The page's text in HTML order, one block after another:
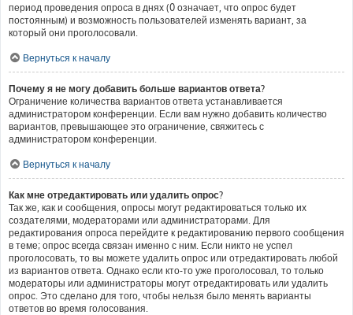
период проведения опроса в днях (0 означает, что опрос будет
постоянным) и возможность пользователей изменять вариант, за
который они проголосовали.
Вернуться к началу
Почему я не могу добавить больше вариантов ответа?
Ограничение количества вариантов ответа устанавливается
администратором конференции. Если вам нужно добавить количество
вариантов, превышающее это ограничение, свяжитесь с
администратором конференции.
Вернуться к началу
Как мне отредактировать или удалить опрос?
Так же, как и сообщения, опросы могут редактироваться только их
создателями, модераторами или администраторами. Для
редактирования опроса перейдите к редактированию первого сообщения
в теме; опрос всегда связан именно с ним. Если никто не успел
проголосовать, то вы можете удалить опрос или отредактировать любой
из вариантов ответа. Однако если кто-то уже проголосовал, то только
модераторы или администраторы могут отредактировать или удалить
опрос. Это сделано для того, чтобы нельзя было менять варианты
ответов во время голосования.